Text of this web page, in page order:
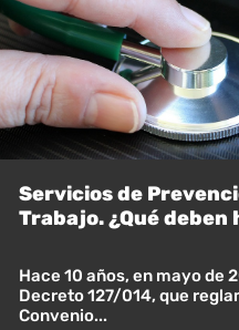
Servicios de
Trabajo. ¿Qué deben
Hace 10 años, en mayo de
Decreto 127/014, que
Convenio...